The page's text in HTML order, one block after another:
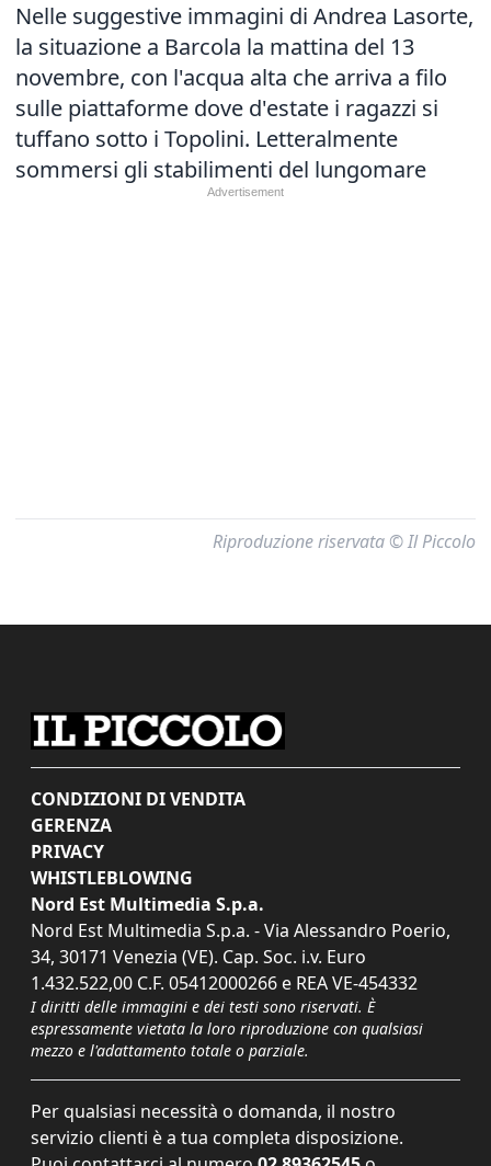
Nelle suggestive immagini di Andrea Lasorte,
la situazione a Barcola la mattina del 13
novembre, con l'acqua alta che arriva a filo
sulle piattaforme dove d'estate i ragazzi si
tuffano sotto i Topolini. Letteralmente
sommersi gli stabilimenti del lungomare
Riproduzione riservata © Il Piccolo
CONDIZIONI DI VENDITA
GERENZA
PRIVACY
WHISTLEBLOWING
Nord Est Multimedia S.p.a.
Nord Est Multimedia S.p.a. - Via Alessandro Poerio,
34, 30171 Venezia (VE). Cap. Soc. i.v. Euro
1.432.522,00 C.F. 05412000266 e REA VE-454332
I diritti delle immagini e dei testi sono riservati. È
espressamente vietata la loro riproduzione con qualsiasi
mezzo e l'adattamento totale o parziale.
Per qualsiasi necessità o domanda, il nostro
servizio clienti è a tua completa disposizione.